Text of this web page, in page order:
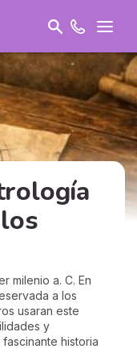
milenio a. C. En
a los
usaran este
y
historia